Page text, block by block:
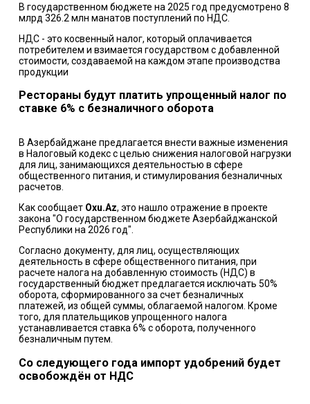
В государственном бюджете на 2025 год предусмотрено 8
млрд 326.2 млн манатов поступлений по НДС.
НДС - это косвенный налог, который оплачивается
потребителем и взимается государством с добавленной
стоимости, создаваемой на каждом этапе производства
продукции
Рестораны будут платить упрощенный налог по
ставке 6% с безналичного оборота
В Азербайджане предлагается внести важные изменения
в Налоговый кодекс с целью снижения налоговой нагрузки
для лиц, занимающихся деятельностью в сфере
общественного питания, и стимулирования безналичных
расчетов.
Как сообщает Oxu.Az, это нашло отражение в проекте
закона "О государственном бюджете Азербайджанской
Республики на 2026 год".
Согласно документу, для лиц, осуществляющих
деятельность в сфере общественного питания, при
расчете налога на добавленную стоимость (НДС) в
государственный бюджет предлагается исключать 50%
оборота, сформированного за счет безналичных
платежей, из общей суммы, облагаемой налогом. Кроме
того, для плательщиков упрощенного налога
устанавливается ставка 6% с оборота, полученного
безналичным путем.
Со следующего года импорт удобрений будет
освобождён от НДС